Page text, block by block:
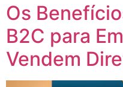
Os
B2C para
Vendem